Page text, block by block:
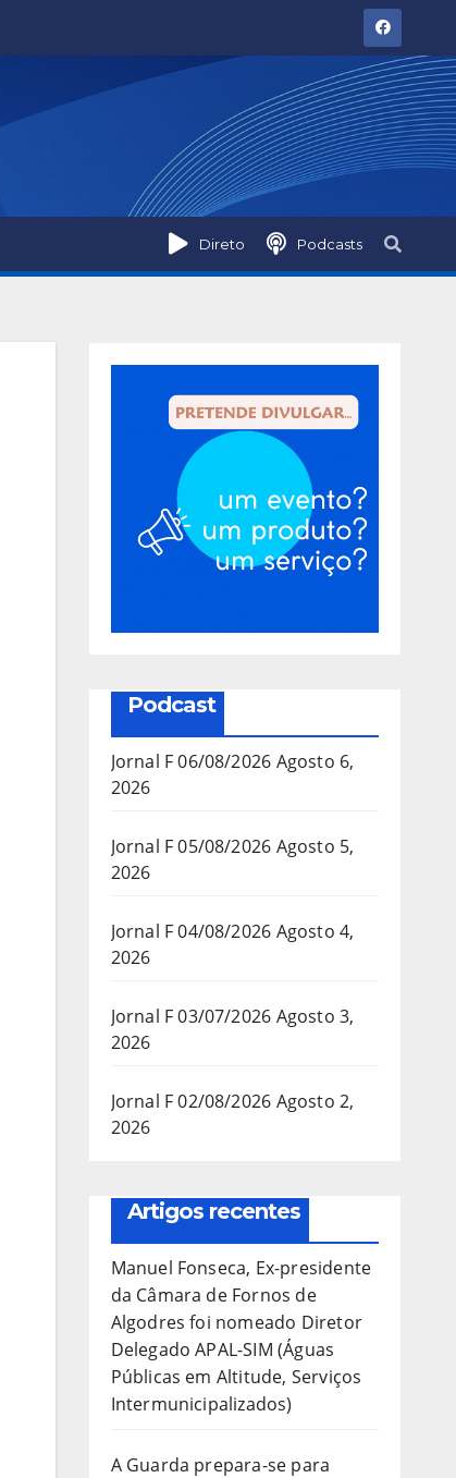
Direto Podcasts
Podcast
Jornal F 06/08/2026 Agosto 6,
2026
Jornal F 05/08/2026 Agosto 5,
2026
Jornal F 04/08/2026 Agosto 4,
2026
Jornal F 03/07/2026 Agosto 3,
2026
Jornal F 02/08/2026 Agosto 2,
2026
Artigos recentes
Manuel Fonseca, Ex-presidente
da Câmara de Fornos de
Algodres foi nomeado Diretor
Delegado APAL-SIM (Águas
Públicas em Altitude, Serviços
Intermunicipalizados)
A Guarda prepara-se para